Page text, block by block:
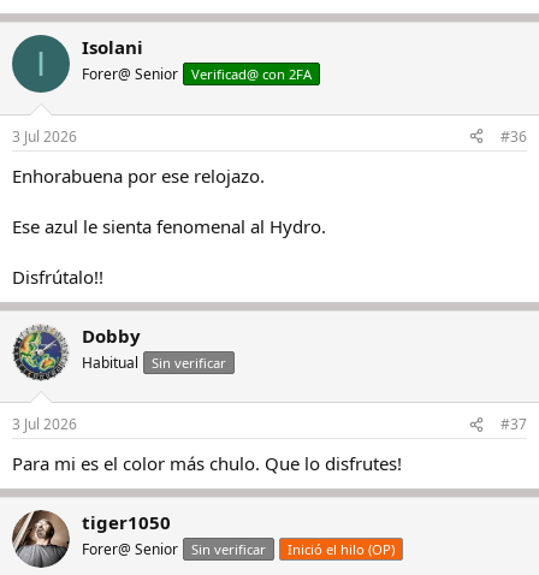
I Isolani
Forer@ Senior Verificad@ con 2FA
3 Jul 2026 #36
Enhorabuena por ese relojazo.
Ese azul le sienta fenomenal al Hydro.
Disfrútalo!!
Dobby
Habitual Sin verificar
3 Jul 2026 #37
Para mi es el color más chulo. Que lo disfrutes!
tiger1050
Forer@ Senior Sin verificar Inició el hilo (OP)